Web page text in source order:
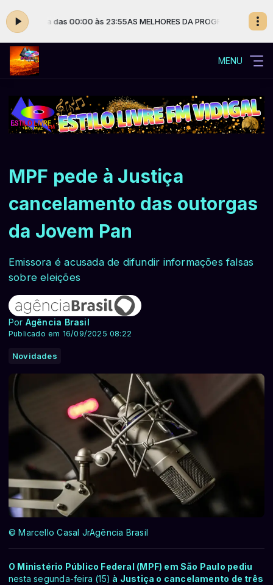
Silva das 00:00 às 23:55 AS MELHORES DA PROGRAMAÇÃO
MENU
MPF pede à Justiça
cancelamento das outorgas
da Jovem Pan
Emissora é acusada de difundir informações falsas
sobre eleições
Por Agência Brasil
Publicado em 16/09/2025 08:22
Novidades
© Marcello Casal JrAgência Brasil
O Ministério Público Federal (MPF) em São Paulo pediu
nesta segunda-feira (15) à Justiça o cancelamento de três